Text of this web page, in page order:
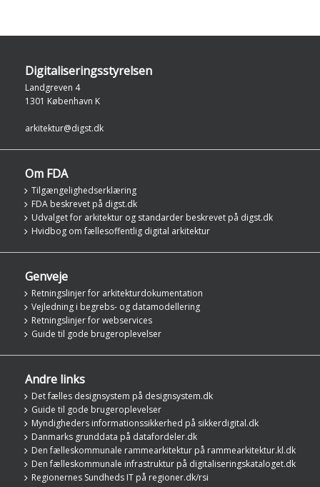
Digitaliseringsstyrelsen
Landgreven 4
1301 København K
arkitektur@digst.dk
Om FDA
Tilgængelighedserklæring
FDA beskrevet på digst.dk
Udvalget for arkitektur og standarder beskrevet på digst.dk
Hvidbog om fællesoffentlig digital arkitektur
Genveje
Retningslinjer for arkitekturdokumentation
Vejledning i begrebs- og datamodellering
Retningslinjer for webservices
Guide til gode brugeroplevelser
Andre links
Det fælles designsystem på designsystem.dk
Guide til gode brugeroplevelser
Myndigheders informationssikkerhed på sikkerdigital.dk
Danmarks grunddata på datafordeler.dk
Den fælleskommunale rammearkitektur på rammearkitektur.kl.dk
Den fælleskommunale infrastruktur på digitaliseringskataloget.dk
Regionernes Sundheds IT på regioner.dk/rsi